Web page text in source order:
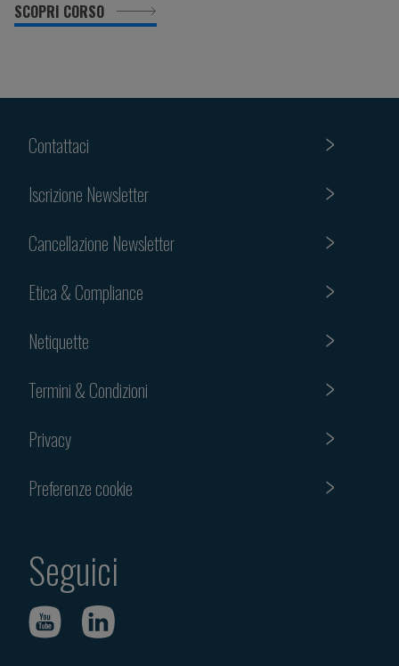
SCOPRI CORSO
Contattaci
Iscrizione Newsletter
Cancellazione Newsletter
Etica & Compliance
Netiquette
Termini & Condizioni
Privacy
Preferenze cookie
Seguici